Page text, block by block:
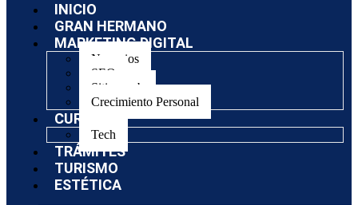
INICIO
GRAN HERMANO
MARKETING DIGITAL
Negocios
SEO
Sitios web
Crecimiento Personal
CURSOS
Tech
TRÁMITES
TURISMO
ESTÉTICA